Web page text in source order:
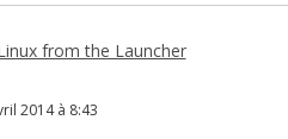
from the Launcher
2014 à 8:43